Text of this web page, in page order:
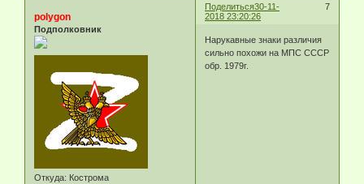
Поделиться 7
30-11-
2018 23:20:26
polygon
Подполковник
Откуда: Кострома
Нарукавные знаки различия
сильно похожи на МПС СССР
обр. 1979г.